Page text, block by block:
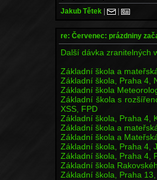
Jakub Tětek | |
re: Červenec: prázdniny
Další dávka zranitelných
Základní škola a
Základní škola, Praha 4,
Základní škola
Základní škola s
XSS, FPD
Základní škola, Praha 4,
Základní škola a
Základní škola a
Základní škola, Praha 4,
Základní škola, Praha 4,
Základní škola
Základní škola, Praha